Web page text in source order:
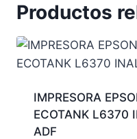
Productos
IMPRESORA
ECOTANK L6370
ADF